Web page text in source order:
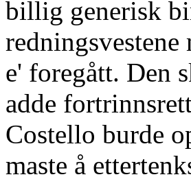
billig generisk
e' foregått. Den
adde
Costello burde
maste å